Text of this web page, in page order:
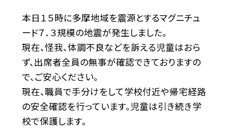
本日１５時に多摩地域を震源とするマグニチュ
ード７．３規模の地震が発生しました。
現在、怪我、体調不良などを訴える児童はおら
ず、出席者全員の無事が確認できておりますの
で、ご安心ください。
現在、職員で手分けをして学校付近や帰宅経路
の安全確認を行っています。児童は引き続き学
校で保護します。